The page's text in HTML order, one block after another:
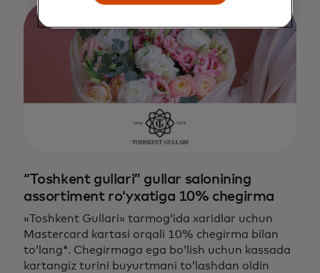
“Toshkent gullari” gullar salonining
assortiment roʻyxatiga 10% chegirma
«Toshkent Gullari» tarmog‘ida xaridlar uchun
Mastercard kartasi orqali 10% chegirma bilan
to‘lang*. Chegirmaga ega bo‘lish uchun kassada
kartangiz turini buyurtmani to‘lashdan oldin